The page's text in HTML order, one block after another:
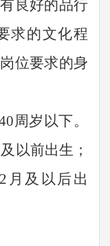
良好的品行
求的文化程
位要求的身
周岁以下。
以前出生；
月及以后出